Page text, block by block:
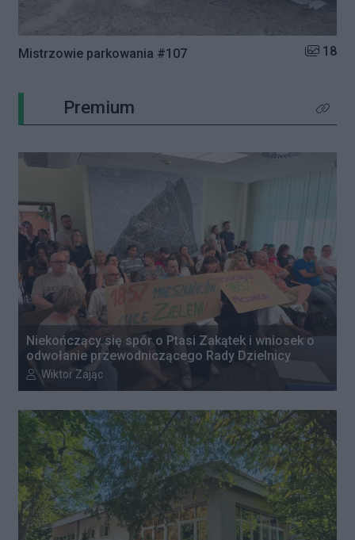
Mistrzowie parkowania #107 Liczba
18
Premium Kliknij
Niekończący się spór o Ptasi Zakątek i wniosek o
odwołanie przewodniczącego Rady Dzielnicy
Autor artykułu:
Wiktor Zając